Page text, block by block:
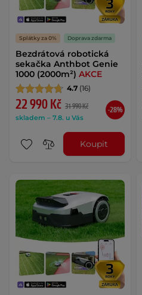
Splátky za 0% Doprava zdarma
Bezdrátová robotická
sekačka Anthbot Genie
1000 (2000m²) AKCE
4.7 (16)
22 990 Kč 31 990 Kč
skladem – 7.8. u Vás
-28%
Koupit